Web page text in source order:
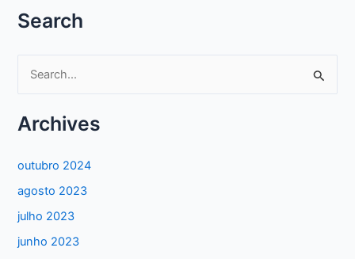
Search
q
a
r
Archives
outubro 2024
agosto 2023
julho 2023
junho 2023